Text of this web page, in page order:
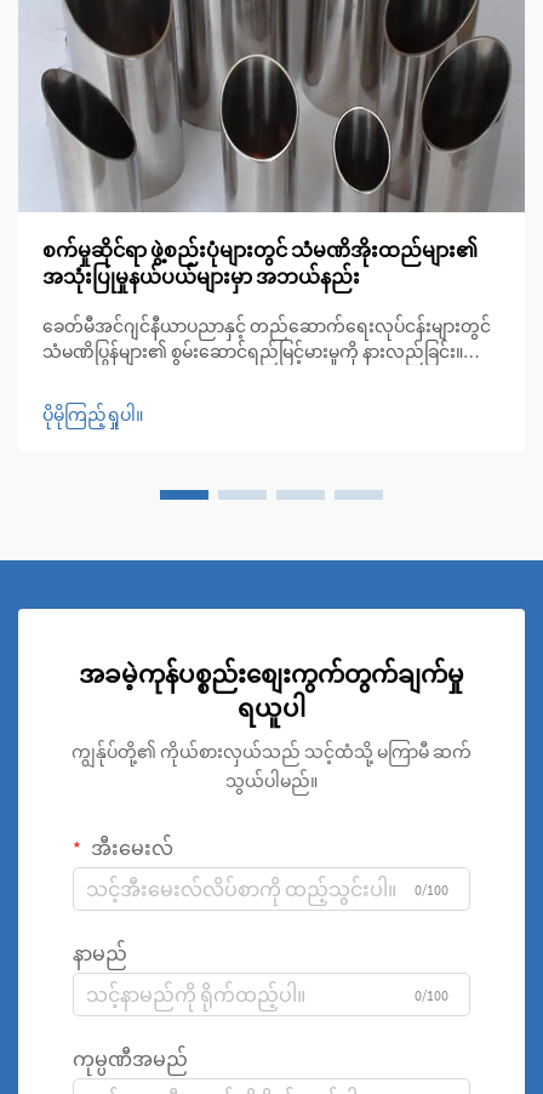
စက်မှုဆိုင်ရာ ဖွဲ့စည်းပုံများတွင် သံမဏိအိုးထည်များ၏
အသုံးပြုမှုနယ်ပယ်များမှာ အဘယ်နည်း
ခေတ်မီအင်ဂျင်နီယာပညာနှင့် တည်ဆောက်ရေးလုပ်ငန်းများတွင်
သံမဏိပြွန်များ၏ စွမ်းဆောင်ရည်မြင့်မားမှုကို နားလည်ခြင်း။
နယ်ပယ်တိုးတက်လာသည့်အလျောက် သံမဏိပြွန်များသည်
ခိုင်မာမှု၊ ခံနိုင်ရည်ရှိမှုနှင့် အသုံးဝင်မှုများကို ပေါင်းစပ်ထားသော မ
ပိုမိုကြည့်ရှုပါ။
အခမဲ့ကုန်ပစ္စည်းစျေးကွက်တွက်ချက်မှု
ရယူပါ
ကျွန်ုပ်တို့၏ ကိုယ်စားလှယ်သည် သင့်ထံသို့ မကြာမီ ဆက်
သွယ်ပါမည်။
အီးမေးလ်
0/100
နာမည်
0/100
ကုမ္ပဏီအမည်